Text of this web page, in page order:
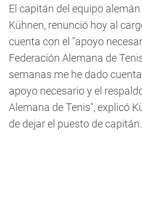
El capitán del equipo
Kühnen, renunció hoy al
cuenta con el "apoyo
Federación Alemana de
semanas me he dado
apoyo necesario y el
Alemana de Tenis", explicó
de dejar el puesto de capitán.